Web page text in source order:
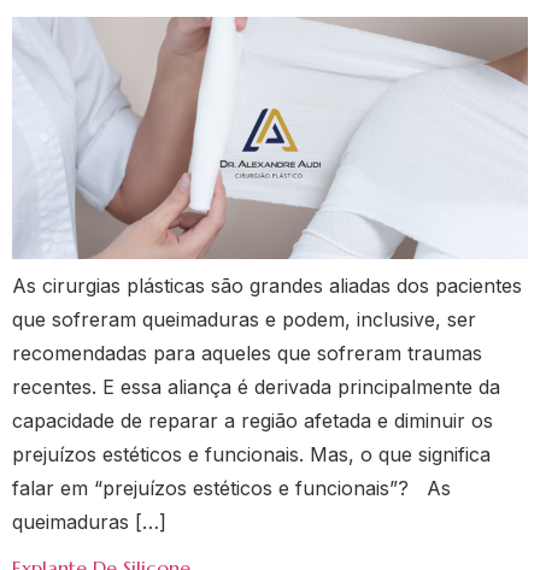
As cirurgias plásticas são grandes aliadas dos pacientes
que sofreram queimaduras e podem, inclusive, ser
recomendadas para aqueles que sofreram traumas
recentes. E essa aliança é derivada principalmente da
capacidade de reparar a região afetada e diminuir os
prejuízos estéticos e funcionais. Mas, o que significa
falar em “prejuízos estéticos e funcionais”? As
queimaduras […]